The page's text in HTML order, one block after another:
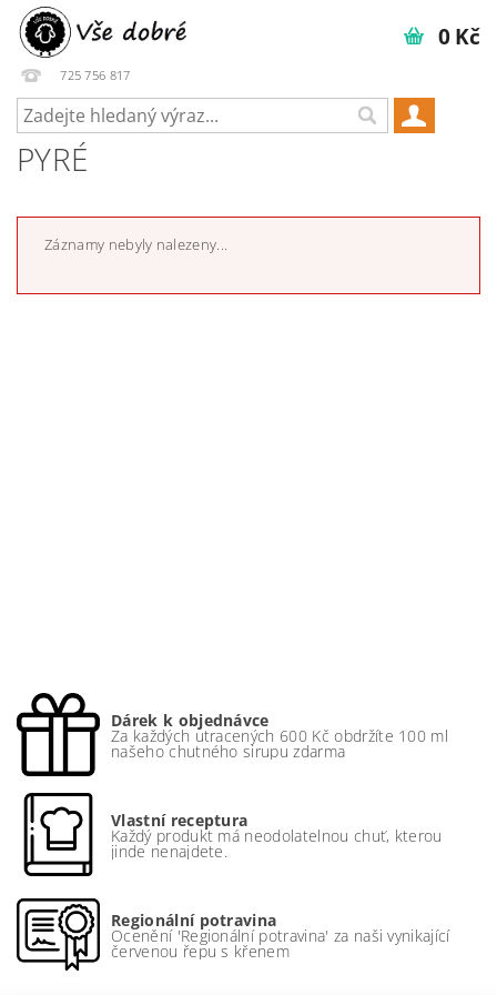
725 756 817
0 Kč
PYRÉ
Záznamy nebyly nalezeny...
Dárek k objednávce
Za každých utracených 600 Kč obdržíte 100 ml
našeho chutného sirupu zdarma
Vlastní receptura
Každý produkt má neodolatelnou chuť, kterou
jinde nenajdete.
Regionální potravina
Ocenění 'Regionální potravina' za naši vynikající
červenou řepu s křenem